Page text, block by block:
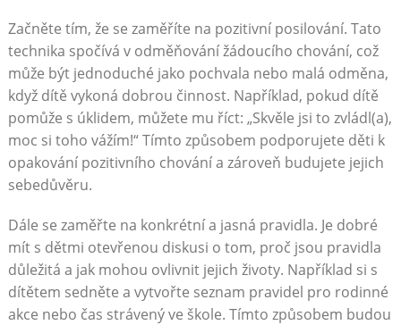
Začněte tím, že se zaměříte na pozitivní posilování. Tato
technika spočívá v odměňování žádoucího chování, což
může být jednoduché jako pochvala nebo malá odměna,
když dítě vykoná dobrou činnost. Například, pokud dítě
pomůže s úklidem, můžete mu říct: „Skvěle jsi to zvládl(a),
moc si toho vážím!“ Tímto způsobem podporujete děti k
opakování pozitivního chování a zároveň budujete jejich
sebedůvěru.
Dále se zaměřte na konkrétní a jasná pravidla. Je dobré
mít s dětmi otevřenou diskusi o tom, proč jsou pravidla
důležitá a jak mohou ovlivnit jejich životy. Například si s
dítětem sedněte a vytvořte seznam pravidel pro rodinné
akce nebo čas strávený ve škole. Tímto způsobem budou